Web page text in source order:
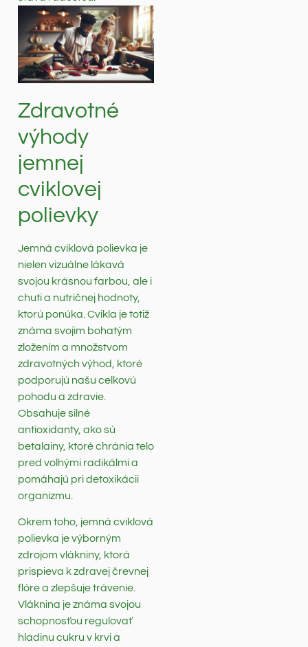
Zdravotné
výhody
jemnej
cviklovej
polievky
Jemná cviklová polievka je
nielen vizuálne lákavá
svojou krásnou farbou, ale i
chuti a nutričnej hodnoty,
ktorú ponúka. Cvikla je totiž
známa svojim bohatým
zložením a množstvom
zdravotných výhod, ktoré
podporujú našu celkovú
pohodu a zdravie.
Obsahuje silné
antioxidanty, ako sú
betalainy, ktoré chránia telo
pred voľnými radikálmi a
pomáhajú pri detoxikácii
organizmu.
Okrem toho, jemná cviklová
polievka je výborným
zdrojom vlákniny, ktorá
prispieva k zdravej črevnej
flóre a zlepšuje trávenie.
Vláknina je známa svojou
schopnosťou regulovať
hladinu cukru v krvi a